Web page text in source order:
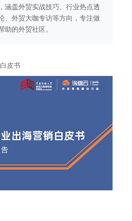
涵盖外贸实战技巧、行业热点透
、外贸大咖专访等方向，专注做
的外贸社区。
白皮书